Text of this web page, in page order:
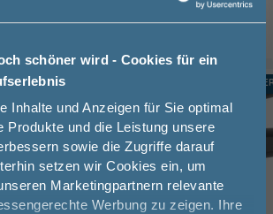
schöner wird - Cookies für ein
Inhalte und Anzeigen für Sie optimal
Produkte und die Leistung unsere
sowie die Zugriffe darauf
setzen wir Cookies ein, um
Marketingpartnern relevante
Werbung zu zeigen. Ihre
-10%
50 € sparen!
sich hier zu unserem
an und sparen Sie
auf Ihre Bestellung!